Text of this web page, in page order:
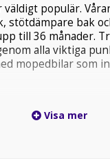
populär.
bak
till 36 månader.
alla viktiga
mopedbilar som
Visa mer